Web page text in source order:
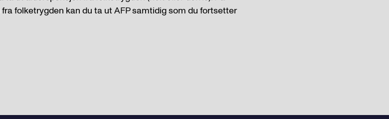
folketrygden kan du ta ut AFP samtidig som du fortsetter